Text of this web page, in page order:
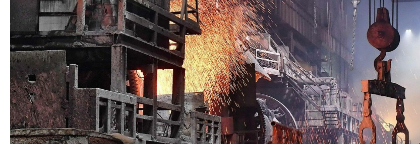
Шпунт Ларсена 622Т
Шпунт Ларсена Л5-УМ
Шпунт Ларсена Б/У